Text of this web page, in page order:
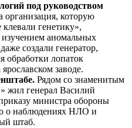
под руководством
организация, которую
генетику»,
изучением аномальных
создали генератор,
обработки лопаток
заводе.
Рядом со знаменитым
жил генерал Василий
министра обороны
о наблюдениях НЛО и
штаб.